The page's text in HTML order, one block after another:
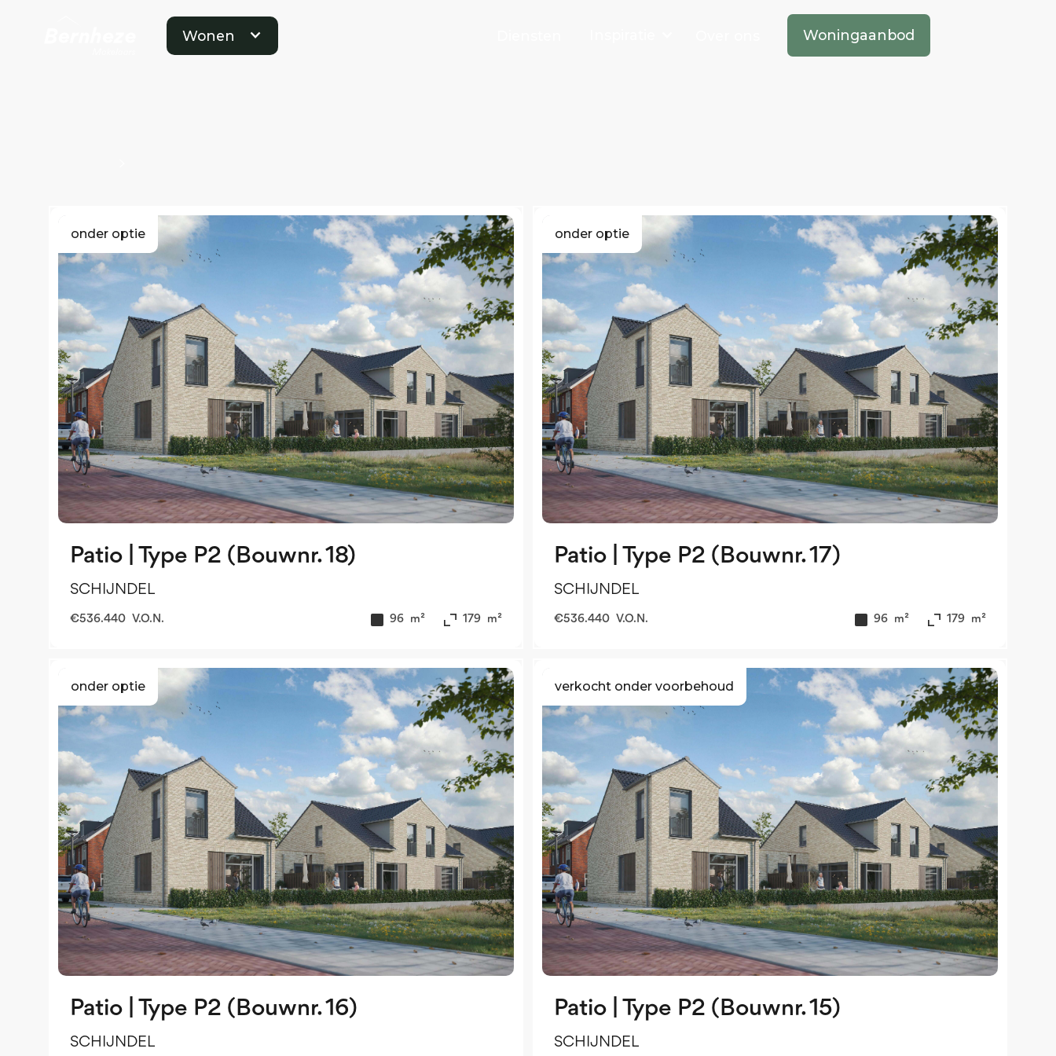
Wonen Woningaanbod
onder optie
Patio | Type P2 (Bouwnr. 18)
SCHIJNDEL
€536.440 V.O.N. 96 m² 179 m²
onder optie
Patio | Type P2 (Bouwnr. 17)
SCHIJNDEL
€536.440 V.O.N. 96 m² 179 m²
onder optie
Patio | Type P2 (Bouwnr. 16)
SCHIJNDEL
verkocht onder voorbehoud
Patio | Type P2 (Bouwnr. 15)
SCHIJNDEL